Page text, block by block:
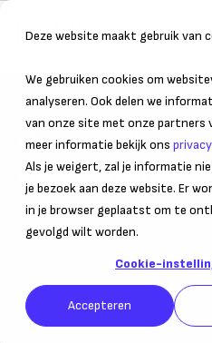
Deze website maakt gebruik van
We gebruiken cookies om
analyseren. Ook delen we
van onze site met onze partners
meer informatie bekijk ons
Als je weigert, zal je informatie
je bezoek aan deze website. Er
in je browser geplaatst om te
gevolgd wilt worden.
Cookie-
Accepteren
Home Personeel Werving
Hoe neem ik
Stappenplan vast
04 februari 2020– Leestijd:
Laatst bijgewerkt:01 mei 2021
Geschreven door:Lenneke Arts